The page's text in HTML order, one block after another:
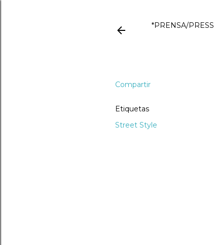
*PRENSA/PRESS
Compartir
Etiquetas
Street Style